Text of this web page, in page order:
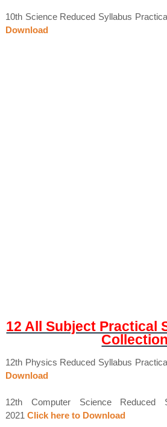
10th Science Reduced Syllabus
Download
12 All Subject Practical
Collection
12th Physics Reduced Syllabus
Download
12th Computer Science Reduced
2021 Click here to Download